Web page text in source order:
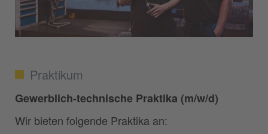
Praktikum
Gewerblich-technische Praktika (m/w/d)
Wir bieten folgende Praktika an: